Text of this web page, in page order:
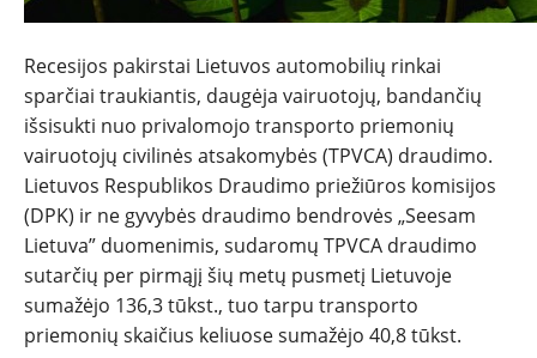
NAUDOTI
REPORTAŽAI
SPORTAS
PATARIMAI
ĮVAIRENYBĖS
Recesijos pakirstai Lietuvos automobilių rinkai
sparčiai traukiantis, daugėja vairuotojų, bandančių
išsisukti nuo privalomojo transporto priemonių
vairuotojų civilinės atsakomybės (TPVCA) draudimo.
Lietuvos Respublikos Draudimo priežiūros komisijos
(DPK) ir ne gyvybės draudimo bendrovės „Seesam
Lietuva” duomenimis, sudaromų TPVCA draudimo
sutarčių per pirmąjį šių metų pusmetį Lietuvoje
sumažėjo 136,3 tūkst., tuo tarpu transporto
priemonių skaičius keliuose sumažėjo 40,8 tūkst.